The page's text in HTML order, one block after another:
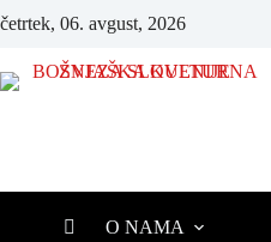
četrtek, 06. avgust, 2026
O NAMA